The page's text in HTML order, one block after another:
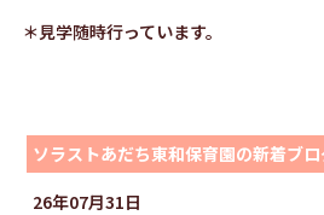
＊見学随時行っています。
ソラストあだち東和保育園の新着ブ
26年07月31日